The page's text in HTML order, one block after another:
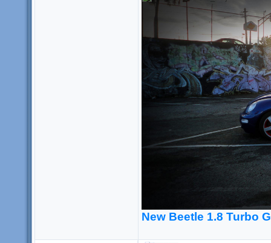
New Beetle 1.8 Turbo